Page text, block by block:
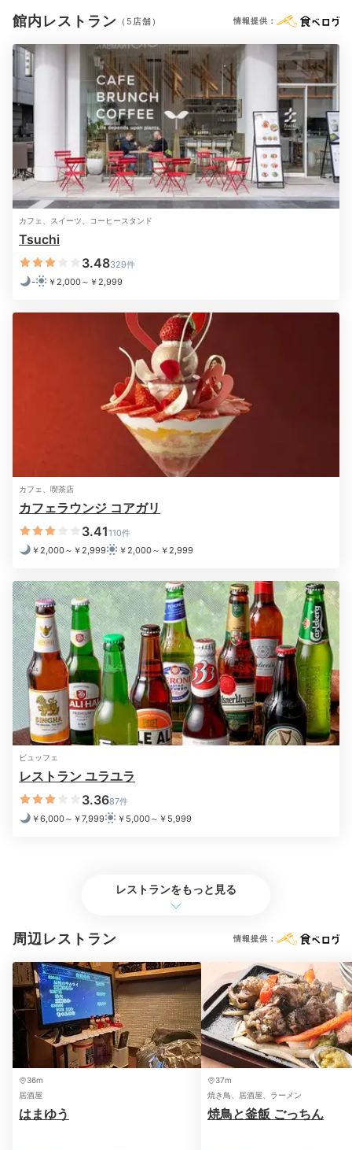
グリルやハンバーグなどお肉料理を中心とした内容でボ
リューム満点です。ライブキッチンでは出来立て熱々の
料理を提供。スイーツも好きなだけどうぞ♪
Bar
21:00 ホテル最上階
大人が寛げる空間
圧巻の夜景を堪能
バー 雲雲～KUMOKUMO～
「雲雲～KUMOKUMO～」は大阪・なんばの夜景が望
。シックな雰囲気で心地よく過ごせま
す。大和張りの壁面やゆったりと腰を落ち着けるソファ
シートが寛げます。ドリンクの他にカツサンドやステー
キもあり。
2日目
Breakfast
08:00 ホテル11階
朝日を浴びながら朝食
一日を笑顔でスタート
朝食イメージ 朝
朝食はレストラン「ハフ」でビュッフェを。サラダやフ
ルーツ、パン、総菜など和洋織り交ぜた料理が並びま
す。ローストビーフやカルパッチョなど気分が上がるメ
ニューも♪デザートも充実！朝から口福気分で過ごせま
す。
館内レストラン （5店舗） 情報提供：
カフェ、スイーツ、コーヒースタンド
Tsuchi
3.48329件
-
￥2,000～￥2,999
カフェ、喫茶店
カフェラウンジ コアガリ
3.41110件
￥2,000～￥2,999
￥2,000～￥2,999
ビュッフェ
レストラン ユラユラ
3.3687件
￥6,000～￥7,999
￥5,000～￥5,999
レストランをもっと見る
周辺レストラン 情報提供：
36m
居酒屋
はまゆう
37m
焼き鳥、居酒屋、ラーメン
焼鳥と釜飯 ごっちん